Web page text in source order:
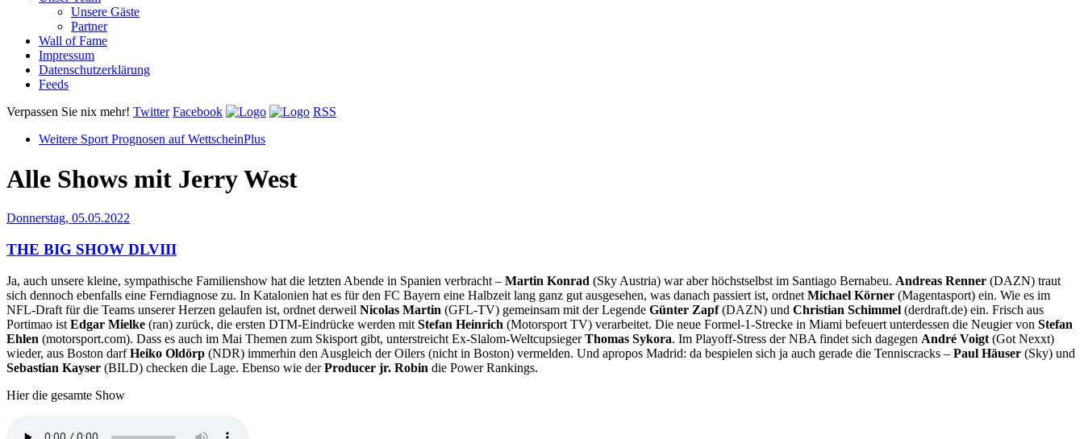
Unsere Gäste
Partner
Wall of Fame
Impressum
Datenschutzerklärung
Feeds
Verpassen Sie nix mehr! Twitter Facebook
RSS
Weitere Sport Prognosen auf WettscheinPlus
Alle Shows mit Jerry West
Donnerstag, 05.05.2022
THE BIG SHOW DLVIII
Ja, auch unsere kleine, sympathische Familienshow hat die letzten Abende in Spanien verbracht – Martin Konrad (Sky Austria) war aber höchstselbst im Santiago Bernabeu. Andreas Renner (DAZN) traut
sich dennoch ebenfalls eine Ferndiagnose zu. In Katalonien hat es für den FC Bayern eine Halbzeit lang ganz gut ausgesehen, was danach passiert ist, ordnet Michael Körner (Magentasport) ein. Wie es im
NFL-Draft für die Teams unserer Herzen gelaufen ist, ordnet derweil Nicolas Martin (GFL-TV) gemeinsam mit der Legende Günter Zapf(DAZN) und Christian Schimmel (derdraft.de) ein. Frisch aus
Portimao ist Edgar Mielke (ran) zurück, die ersten DTM-Eindrücke werden mit Stefan Heinrich (Motorsport TV) verarbeitet. Die neue Formel-1-Strecke in Miami befeuert unterdessen die Neugier von Stefan
Ehlen (motorsport.com). Dass es auch im Mai Themen zum Skisport gibt, unterstreicht Ex-Slalom-WeltcupsiegerThomas Sykora. Im Playoff-Stress der NBA findet sich dagegen André Voigt (Got Nexxt)
wieder, aus Boston darfHeiko Oldörp (NDR) immerhin den Ausgleich der Oilers (nicht in Boston) vermelden. Und apropos Madrid: da bespielen sich ja auch gerade die Tenniscracks – Paul Häuser (Sky) und
Sebastian Kayser (BILD) checken die Lage. Ebenso wie derProducer jr. Robin die Power Rankings.
Hier die gesamte Show